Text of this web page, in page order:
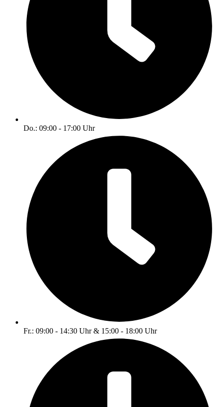
Do.: 09:00 - 17:00 Uhr
Fr.: 09:00 - 14:30 Uhr & 15:00 - 18:00 Uhr